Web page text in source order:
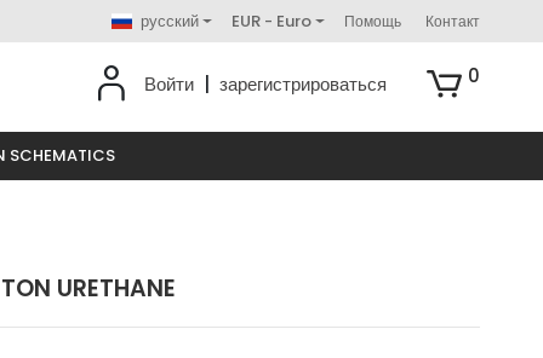
русский EUR - Euro Помощь Контакт
Войти зарегистрироваться 0
SCHEMATICS
URETHANE